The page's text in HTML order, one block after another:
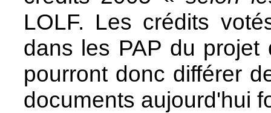
LOLF. Les crédits
dans les PAP du
pourront donc différer
documents aujourd'hui